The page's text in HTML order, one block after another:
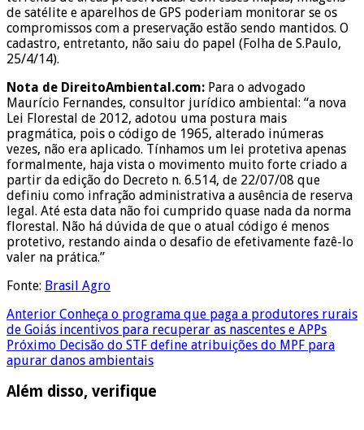
de satélite e aparelhos de GPS poderiam monitorar se os
compromissos com a preservação estão sendo mantidos. O
cadastro, entretanto, não saiu do papel (Folha de S.Paulo,
25/4/14).
Nota de DireitoAmbiental.com: Para o advogado
Maurício Fernandes, consultor jurídico ambiental: “a nova
Lei Florestal de 2012, adotou uma postura mais
pragmática, pois o código de 1965, alterado inúmeras
vezes, não era aplicado. Tínhamos um lei protetiva apenas
formalmente, haja vista o movimento muito forte criado a
partir da edição do Decreto n. 6.514, de 22/07/08 que
definiu como infração administrativa a ausência de reserva
legal. Até esta data não foi cumprido quase nada da norma
florestal. Não há dúvida de que o atual código é menos
protetivo, restando ainda o desafio de efetivamente fazê-lo
valer na prática.”
Fonte: Brasil Agro
Anterior Conheça o programa que paga a produtores rurais
de Goiás incentivos para recuperar as nascentes e APPs
Próximo Decisão do STF define atribuições do MPF para
apurar danos ambientais
Além disso, verifique